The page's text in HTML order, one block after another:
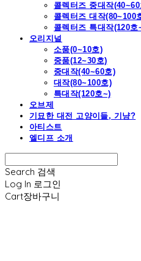
콜렉터즈 중대작
콜렉터즈 대작(80~100
콜렉터즈 특대작(120호
오리지널
소품(0~10호)
중품(12~30호)
중대작(40~60호)
대작(80~100호)
특대작(120호~)
오브제
기묘한 대전 고양이들, 기냥?
아티스트
엘디프 소개
Search 검색
Log In 로그인
Cart장바구니